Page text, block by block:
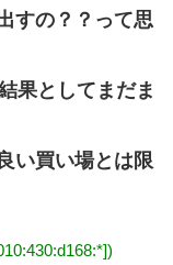
すの？？って思
としてまだま
い買い場とは限